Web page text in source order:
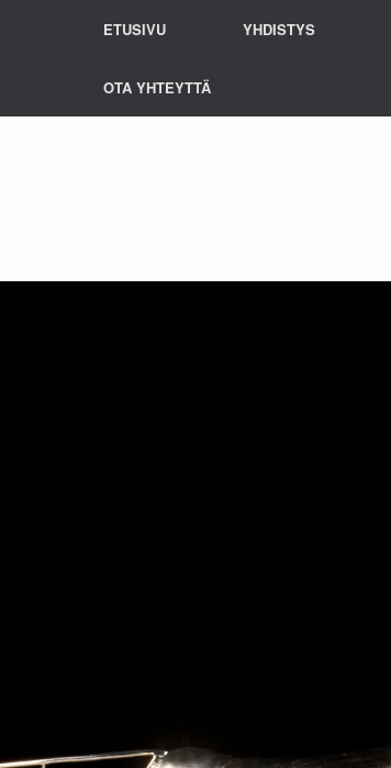
ETUSIVU YHDISTYS
OTA YHTEYTTÄ